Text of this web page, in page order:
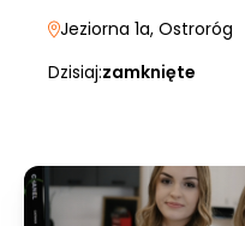
Jeziorna 1a, Ostroróg
Dzisiaj:zamknięte